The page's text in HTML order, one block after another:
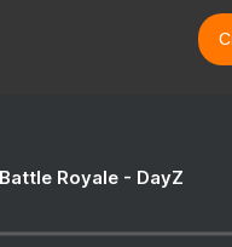
Royale - DayZ